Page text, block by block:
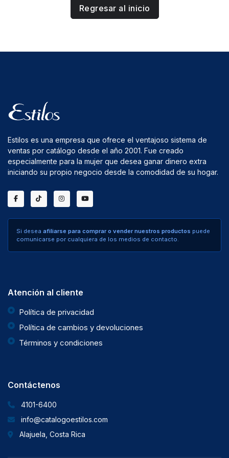
Regresar al inicio
Estilos es una empresa que ofrece el ventajoso sistema de
ventas por catálogo desde el año 2001. Fue creado
especialmente para la mujer que desea ganar dinero extra
iniciando su propio negocio desde la comodidad de su hogar.
Si desea afiliarse para comprar o vender nuestros productos puede
comunicarse por cualquiera de los medios de contacto.
Atención al cliente
Política de privacidad
Política de cambios y devoluciones
Términos y condiciones
Contáctenos
4101-6400
info@catalogoestilos.com
Alajuela, Costa Rica